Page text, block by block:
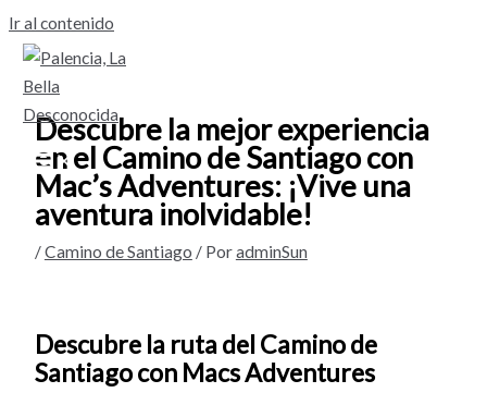
Ir al contenido
Descubre la mejor experiencia
en el Camino de Santiago con
Mac’s Adventures: ¡Vive una
aventura inolvidable!
/Camino de Santiago / PoradminSun
Descubre la ruta del Camino de
Santiago con Macs Adventures